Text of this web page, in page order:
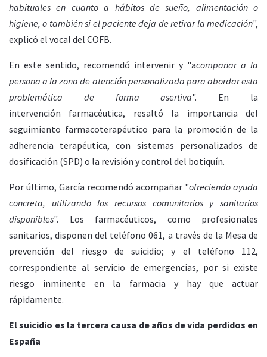
habituales en cuanto a hábitos de sueño, alimentación o
higiene, o también si el paciente deja de retirar la medicación",
explicó el vocal del COFB.
En este sentido, recomendó intervenir y "acompañar a la
persona a la zona de atención personalizada para abordar esta
problemática de forma asertiva". En la
intervención farmacéutica, resaltó la importancia del
seguimiento farmacoterapéutico para la promoción de la
adherencia terapéutica, con sistemas personalizados de
dosificación (SPD) o la revisión y control del botiquín.
Por último, García recomendó acompañar "ofreciendo ayuda
concreta, utilizando los recursos comunitarios y sanitarios
disponibles". Los farmacéuticos, como profesionales
sanitarios, disponen del teléfono 061, a través de la Mesa de
prevención del riesgo de suicidio; y el teléfono 112,
correspondiente al servicio de emergencias, por si existe
riesgo inminente en la farmacia y hay que actuar
rápidamente.
El suicidio es la tercera causa de años de vida perdidos en
España